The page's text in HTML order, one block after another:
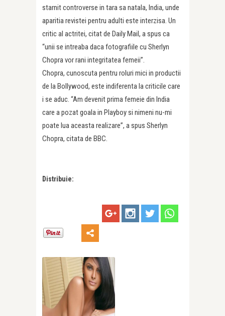
starnit controverse in tara sa natala, India, unde
aparitia revistei pentru adulti este interzisa. Un
critic al actritei, citat de Daily Mail, a spus ca
“unii se intreaba daca fotografiile cu Sherlyn
Chopra vor rani integritatea femeii”.
Chopra, cunoscuta pentru roluri mici in productii
de la Bollywood, este indiferenta la criticile care
i se aduc. “Am devenit prima femeie din India
care a pozat goala in Playboy si nimeni nu-mi
poate lua aceasta realizare”, a spus Sherlyn
Chopra, citata de BBC.
Distribuie: